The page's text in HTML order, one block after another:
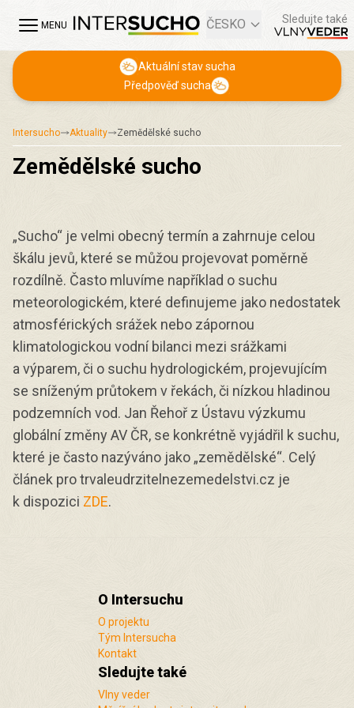
MENU ČESKO Sledujte také
Aktuální stav sucha
Předpověď sucha
Intersucho Aktuality Zemědělské sucho
Zemědělské sucho
„Sucho“ je velmi obecný termín a zahrnuje celou
škálu jevů, které se můžou projevovat poměrně
rozdílně. Často mluvíme například o suchu
meteorologickém, které definujeme jako nedostatek
atmosférických srážek nebo zápornou
klimatologickou vodní bilanci mezi srážkami
a výparem, či o suchu hydrologickém, projevujícím
se sníženým průtokem v řekách, či nízkou hladinou
podzemních vod. Jan Řehoř z Ústavu výzkumu
globální změny AV ČR, se konkrétně vyjádřil k suchu,
které je často nazýváno jako „zemědělské“. Celý
článek pro trvaleudrzitelnezemedelstvi.cz je
k dispozici ZDE.
O Intersuchu
O projektu
Tým Intersucha
Kontakt
Sledujte také
Vlny veder